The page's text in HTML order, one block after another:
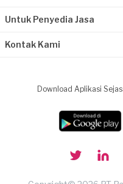
Untuk Penyedia Jasa
Kontak Kami
Download Aplikasi